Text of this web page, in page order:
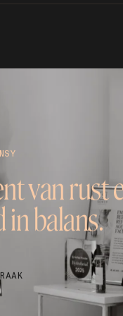
van rust
in balans.